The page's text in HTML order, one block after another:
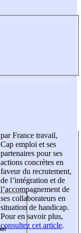
par France travail,
Cap emploi et ses
partenaires pour ses
actions concrètes en
faveur du recrutement,
de l’intégration et de
l’accompagnement de
ses collaborateurs en
situation de handicap.
Pour en savoir plus,
consultez cet article.